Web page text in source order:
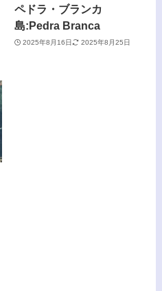
ペドラ・ブランカ
島:Pedra Branca
2025年8月16日 2025年8月25日